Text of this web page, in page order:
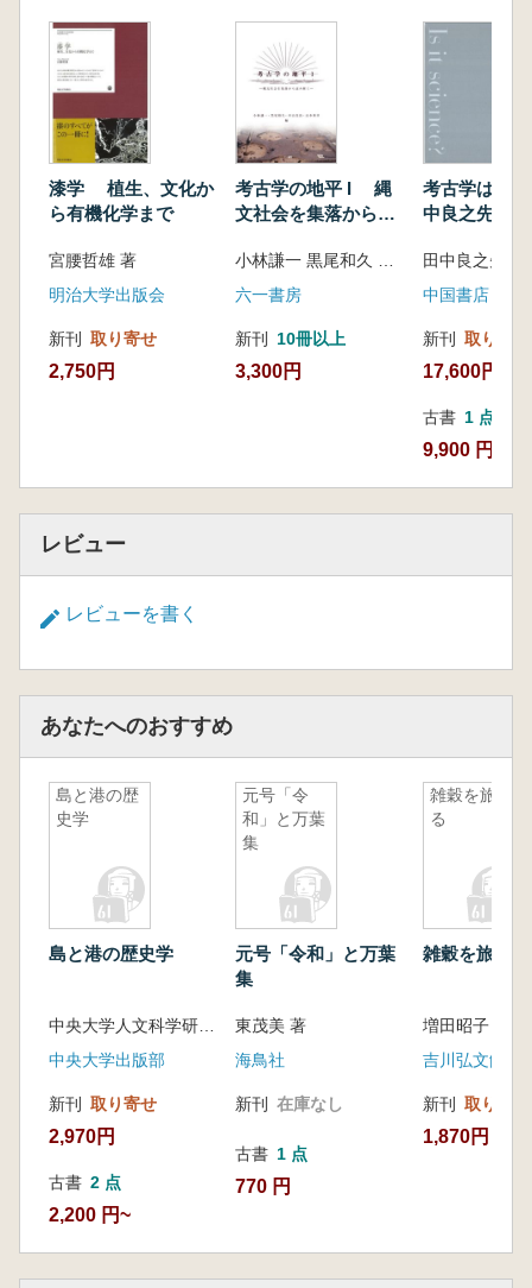
漆学 植生、文化か
ら有機化学まで
宮腰哲雄 著
明治大学出版会
新刊 取り寄せ
2,750円
考古学の地平 I 縄
文社会を集落から読
小林謙一 黒尾和久 中山真治 山本典幸 編
六一書房
新刊 10冊以上
3,300円
考古学は科
中良之先生
中国書店
新刊 取り寄せ
17,600円
古書 1 点
9,900 円
レビュー
レビューを書く
あなたへのおすすめ
島と港の歴
史学
島と港の歴史学
中央大学出版部
新刊 取り寄せ
2,970円
古書 2 点
2,200 円~
元号「令
和」と万葉
集
元号「令和」と万葉
集
東茂美 著
海鳥社
新刊 在庫なし
古書 1 点
770 円
雑穀を旅す
る
雑穀を旅する
増田昭子 著
吉川弘文館
新刊 取り寄せ
1,870円